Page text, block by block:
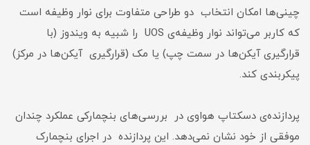
چینی‌ها امکان انتخاب دو طراحی متفاوت برای نوار وظیفه است
که کاربر می‌تواند نوار وظیفه‌ی UOS را شبیه به ویندوز (با
قرارگیری آیکن‌ها در سمت چپ) یا مک (قرارگیری آیکن‌ها در مرکز)
پیکربندی کند.
پردازنده‌ی دسکتاپ هواوی در بررسی‌های بنچمارکی عملکرد چندان
موفقی از خود نشان نمی‌دهد. این پردازنده در اجرای بنچمارک